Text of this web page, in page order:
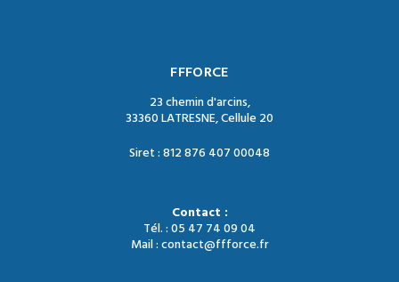
FFFORCE
23 chemin d'arcins,
33360 LATRESNE, Cellule 20
Siret : 812 876 407 00048
Contact :
Tél. : 05 47 74 09 04
Mail : contact@ffforce.fr